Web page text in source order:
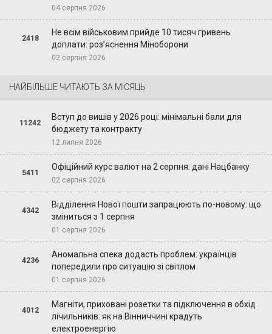
04 серпня 2026
2418
Не всім військовим прийде 10 тисяч гривень
доплати: роз’яснення Міноборони
02 серпня 2026
НАЙБІЛЬШЕ ЧИТАЮТЬ ЗА МІСЯЦЬ
11242
Вступ до вишів у 2026 році: мінімальні бали для
бюджету та контракту
12 липня 2026
5411
Офіційний курс валют на 2 серпня: дані Нацбанку
02 серпня 2026
4342
Відділення Нової пошти запрацюють по-новому: що
зміниться з 1 серпня
01 серпня 2026
4236
Аномальна спека додасть проблем: українців
попередили про ситуацію зі світлом
01 серпня 2026
4012
Магніти, приховані розетки та підключення в обхід
лічильників: як на Вінниччині крадуть
електроенергію